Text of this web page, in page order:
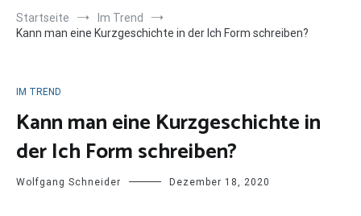
Startseite
Im Trend
Kann man eine Kurzgeschichte in der Ich Form schreiben?
IM TREND
Kann man eine Kurzgeschichte in
der Ich Form schreiben?
Wolfgang Schneider Dezember 18, 2020